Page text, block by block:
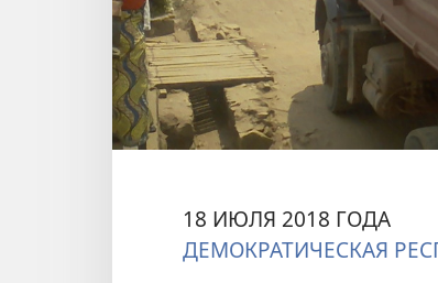
18 ИЮЛЯ 2018 ГОДА
ДЕМОКРАТИЧЕСКАЯ